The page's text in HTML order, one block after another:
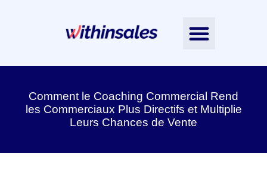
Comment le Coaching Commercial Rend
les Commerciaux Plus Directifs et Multiplie
Leurs Chances de Vente